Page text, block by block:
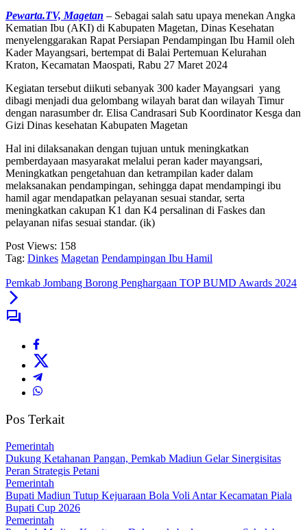
Pewarta.TV, Magetan – Sebagai salah satu upaya menekan Angka
Kematian Ibu (AKI) di Kabupaten Magetan, Dinas Kesehatan
menyelenggarakan Rapat Persiapan Pendampingan Ibu Hamil oleh
Kader Mayangsari, bertempat di Balai Pertemuan Kelurahan
Kraton, Kecamatan Maospati, Rabu 27 Maret 2024
Kegiatan tersebut diikuti sebanyak 300 kader Mayangsari yang
dibagi menjadi dua gelombang wilayah barat dan wilayah Timur
dengan narasumber dr. Elisa Candrasari Sub Koordinator Kesga dan
Gizi Dinas kesehatan Kabupaten Magetan
Hal ini dilaksanakan dengan tujuan untuk meningkatkan
pemberdayaan masyarakat melalui peran kader mayangsari,
Meningkatkan pengetahuan dan ketrampilan kader dalam
melaksanakan pendampingan, sehingga dapat mendampingi ibu
hamil agar mendapatkan pelayanan sesuai standar, serta
meningkatkan cakupan K1 dan K4 persalinan di Faskes dan
pelayanan nifas sesuai standar. (ik)
Post Views: 158
Tag: Dinkes Magetan Pendampingan Ibu Hamil
Pemkab Jombang Borong Penghargaan TOP BUMD Awards 2024
Pos Terkait
Pemerintah
Dukung Ketahanan Pangan, Pemkab Madiun Gelar Sinergisitas
Peran Strategis Petani
Pemerintah
Bupati Madiun Tutup Kejuaraan Bola Voli Antar Kecamatan Piala
Bupati Cup 2026
Pemerintah